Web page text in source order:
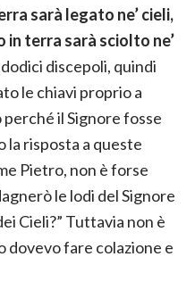
sarà legato ne’ cieli,
terra sarà sciolto ne’
dodici discepoli, quindi
le chiavi proprio a
il Signore fosse
la risposta a queste
Pietro, non è forse
le lodi del Signore
Cieli?” Tuttavia non è
dovevo fare colazione e